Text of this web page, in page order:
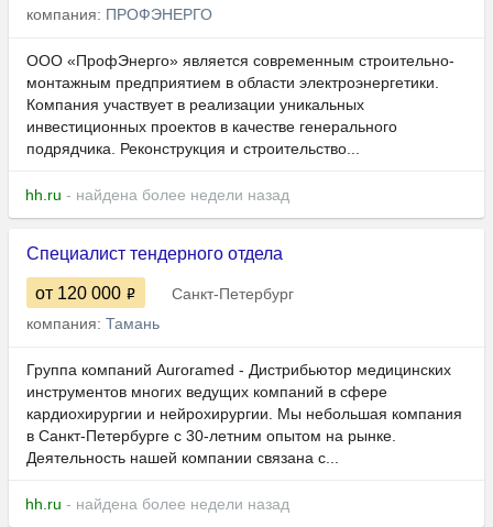
компания: ПРОФЭНЕРГО
ООО «ПрофЭнерго» является современным строительно-
монтажным предприятием в области электроэнергетики.
Компания участвует в реализации уникальных
инвестиционных проектов в качестве генерального
подрядчика. Реконструкция и строительство...
hh.ru - найдена более недели назад
Специалист тендерного отдела
от 120 000
Санкт-Петербург
компания: Тамань
Группа компаний Auroramed - Дистрибьютор медицинских
инструментов многих ведущих компаний в сфере
кардиохирургии и нейрохирургии. Мы небольшая компания
в Санкт-Петербурге с 30-летним опытом на рынке.
Деятельность нашей компании связана с...
hh.ru - найдена более недели назад